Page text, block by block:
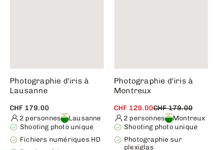
Photographie d'iris à
Lausanne
CHF 179.00
2 personnes
Lausanne
Shooting photo unique
Fichiers numériques HD
Photographie d'iris à
Montreux
CHF 129.00CHF 179.00
2 personnes
Montreux
Shooting photo unique
Photographie sur
plexiglas